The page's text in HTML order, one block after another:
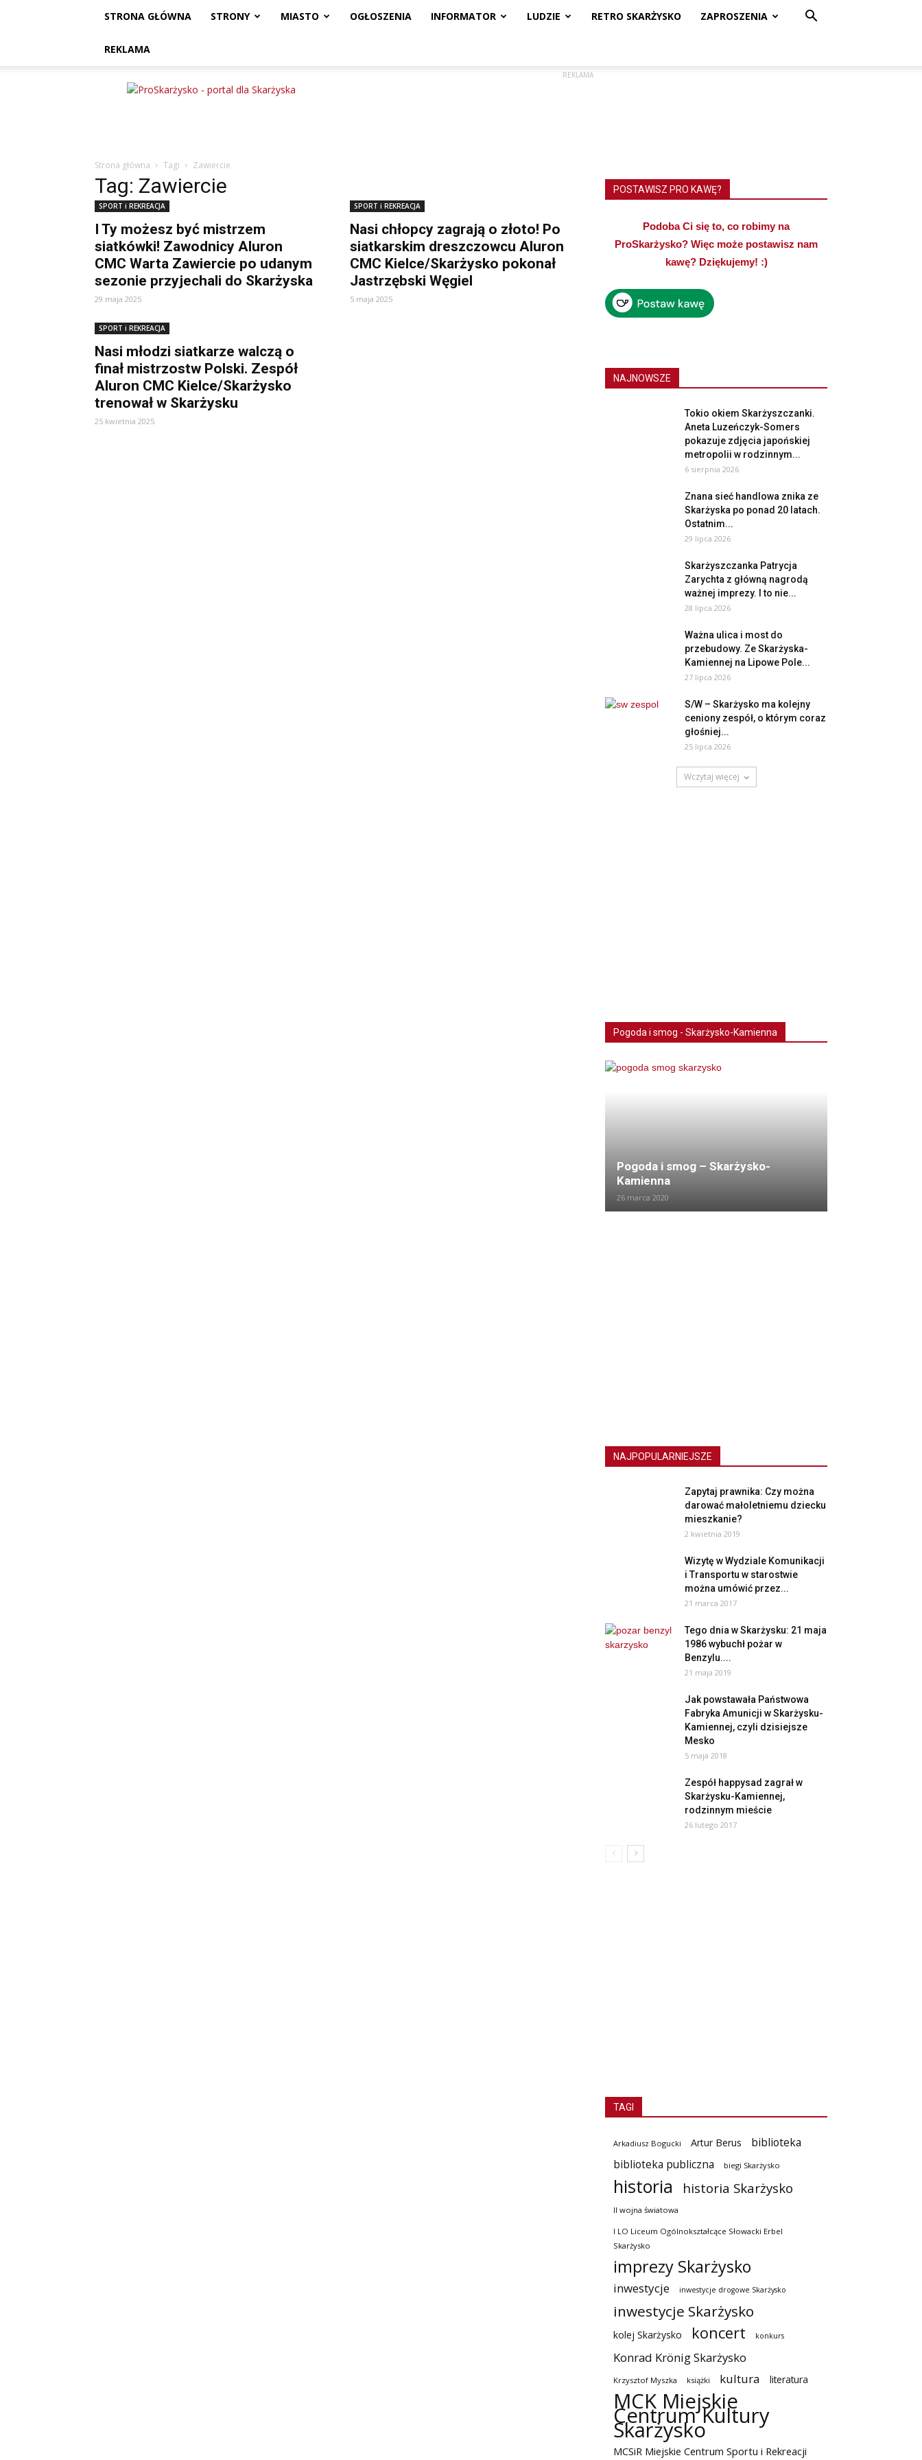
STRONA GŁÓWNA STRONY MIASTO OGŁOSZENIA INFORMATOR LUDZIE RETRO SKARŻYSKO ZAPROSZENIA
REKLAMA
ProSkarżysko
REKLAMA
Strona główna Tagi Zawiercie
Tag: Zawiercie
SPORT i REKREACJA
I Ty możesz być mistrzem
siatkówki! Zawodnicy Aluron
CMC Warta Zawiercie po udanym
sezonie przyjechali do Skarżyska
29 maja 2025
SPORT i REKREACJA
Nasi chłopcy zagrają o złoto! Po
siatkarskim dreszczowcu Aluron
CMC Kielce/Skarżysko pokonał
Jastrzębski Węgiel
5 maja 2025
SPORT i REKREACJA
Nasi młodzi siatkarze walczą o
finał mistrzostw Polski. Zespół
Aluron CMC Kielce/Skarżysko
trenował w Skarżysku
25 kwietnia 2025
POSTAWISZ PRO KAWĘ?
Podoba Ci się to, co robimy na
ProSkarżysko? Więc może postawisz nam
kawę? Dziękujemy! :)
NAJNOWSZE
Tokio okiem Skarżyszczanki.
Aneta Luzeńczyk-Somers
pokazuje zdjęcia japońskiej
metropolii w rodzinnym...
6 sierpnia 2026
Znana sieć handlowa znika ze
Skarżyska po ponad 20 latach.
Ostatnim...
29 lipca 2026
Skarżyszczanka Patrycja
Zarychta z główną nagrodą
ważnej imprezy. I to nie...
28 lipca 2026
Ważna ulica i most do
przebudowy. Ze Skarżyska-
Kamiennej na Lipowe Pole...
27 lipca 2026
S/W – Skarżysko ma kolejny
ceniony zespół, o którym coraz
głośniej...
25 lipca 2026
Wczytaj więcej
Pogoda i smog - Skarżysko-Kamienna
Pogoda i smog – Skarżysko-
Kamienna
26 marca 2020
NAJPOPULARNIEJSZE
Zapytaj prawnika: Czy można
darować małoletniemu dziecku
mieszkanie?
2 kwietnia 2019
Wizytę w Wydziale Komunikacji
i Transportu w starostwie
można umówić przez...
21 marca 2017
Tego dnia w Skarżysku: 21 maja
1986 wybuchł pożar w
Benzylu....
21 maja 2019
Jak powstawała Państwowa
Fabryka Amunicji w Skarżysku-
Kamiennej, czyli dzisiejsze
Mesko
5 maja 2018
Zespół happysad zagrał w
Skarżysku-Kamiennej,
rodzinnym mieście
26 lutego 2017
TAGI
Arkadiusz Bogucki Artur Berus
biblioteka
biblioteka publiczna
biegi Skarżysko
historia historia Skarżysko
II wojna światowa
I LO Liceum Ogólnokształcące Słowacki Erbel
Skarżysko
imprezy Skarżysko
inwestycje inwestycje drogowe Skarżysko
inwestycje Skarżysko
kolej Skarżysko koncert konkurs
Konrad Krönig Skarżysko
Krzysztof Myszka książki kultura literatura
MCK Miejskie
Centrum Kultury
Skarżysko
MCSiR Miejskie Centrum Sportu i Rekreacji